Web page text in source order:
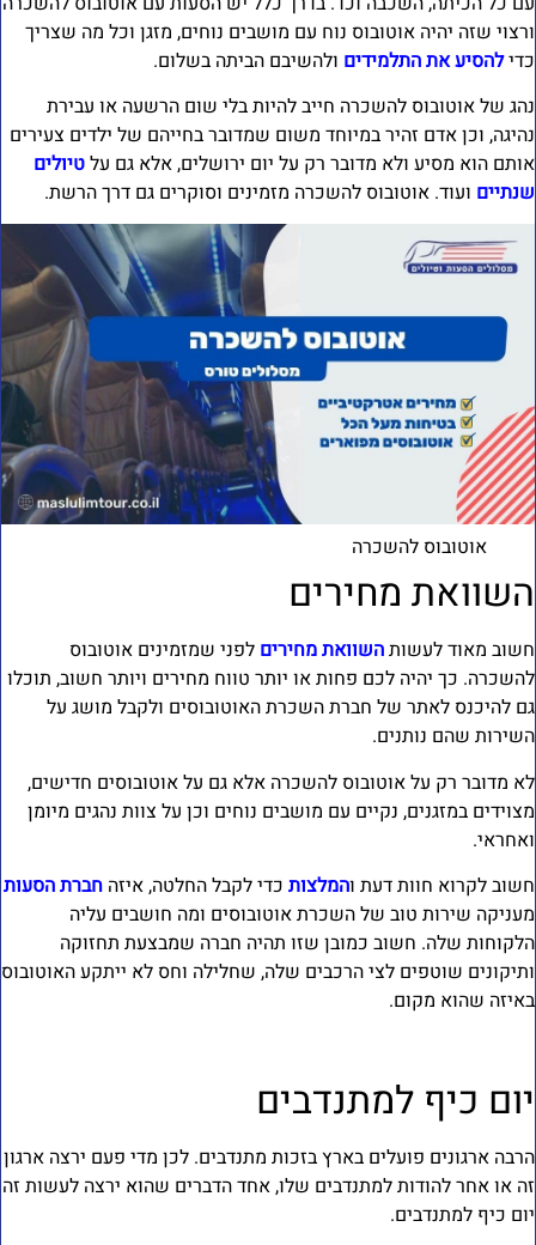
שזה יהיה אוטובוס נוח עם מושבים נוחים, מזגן וכל מה שצריך
להסיע את התלמידיםולהשיבם הביתה בשלום.
של אוטובוס להשכרה חייב להיות בלי שום הרשעה או עבירת
וכן אדם זהיר במיוחד משום שמדובר בחייהם של ילדים צעירים
הוא מסיע ולא מדובר רק על יום ירושלים, אלא גם עלטיולים
ועוד. אוטובוס להשכרה מזמינים וסוקרים גם דרך הרשת.
אוטובוס להשכרה
מחירים
מאוד לעשותהשוואת מחיריםלפני שמזמינים אוטובוס
כך יהיה לכם פחות או יותר טווח מחירים ויותר חשוב, תוכלו
להיכנס לאתר של חברת השכרת האוטובוסים ולקבל מושג על
שהם נותנים.
מדובר רק על אוטובוס להשכרה אלא גם על אוטובוסים חדישים,
במזגנים, נקיים עם מושבים נוחים וכן על צוות נהגים מיומן
לקרוא חוות דעת ו המלצותכדי לקבל החלטה, איזהחברת הסעות
שירות טוב של השכרת אוטובוסים ומה חושבים עליה
שלה. חשוב כמובן שזו תהיה חברה שמבצעת תחזוקה
שוטפים לצי הרכבים שלה, שחלילה וחס לא ייתקע האוטובוס
שהוא מקום.
כיף למתנדבים
ארגונים פועלים בארץ בזכות מתנדבים. לכן מדי פעם ירצה ארגון
או אחר להודות למתנדבים שלו, אחד הדברים שהוא ירצה לעשות זה
כיף למתנדבים.